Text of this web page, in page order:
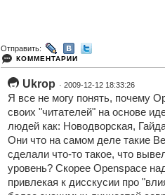
Отправить:
КОММЕНТАРИИ
Ukrop · 2009-12-12 18:33:26
Я все не могу понять, почему
своих "читателей" на основе
людей как: Новодворская,
Они что на самом деле такие
сделали что-то такое, что
уровень? Скорее Openspace
привлекая к дисскусии про